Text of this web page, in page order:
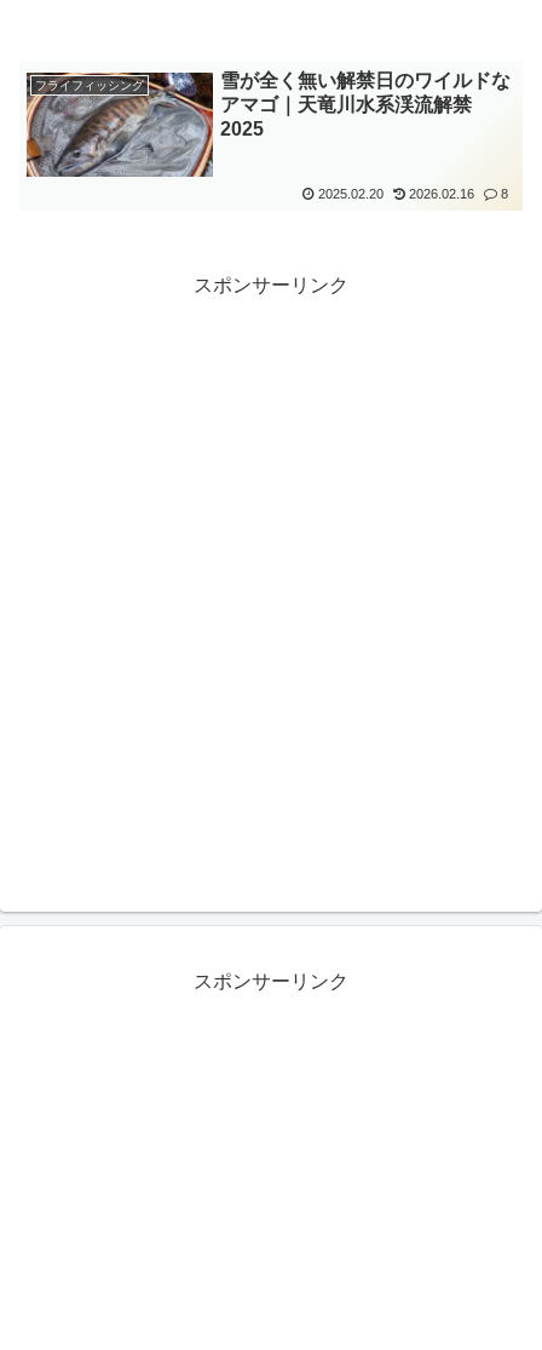
フライフィッシング
雪が全く無い解禁日のワイルドな
アマゴ｜天竜川水系渓流解禁
2025
2025.02.20 2026.02.16 8
スポンサーリンク
スポンサーリンク